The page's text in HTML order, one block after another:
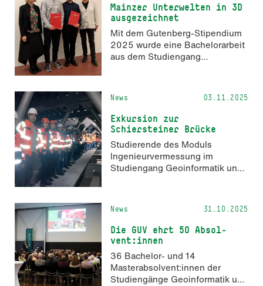
Mainzer Unterwelten in 3D
aus­ge­zeich­net
Mit dem Gutenberg-Stipendium
2025 wurde eine Bachelorarbeit
aus dem Studiengang
Dokumentation der Mainzer
Unterwelten zum Thema. Wir
gratulieren den beiden
Studenten sehr herzlich!
News 03.11.2025
Exkursion zur
Schiersteiner Brücke
Studierende des Moduls
Ingenieurvermessung im
Studiengang Geoinformatik und
Schiersteiner Brücke und den
Vermessertreff der Autobahn
GmbH Niederlassung West.
News 31.10.2025
Die GUV ehrt 50 Ab­sol­
vent:innen
36 Bachelor- und 14
Masterabsolvent:innen der
Studiengänge Geoinformatik und